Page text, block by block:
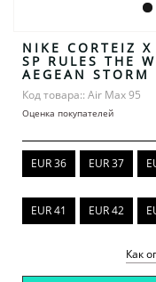
NIKE CORTEIZ
SP RULES THE
AEGEAN STORM
Код товара:: Air Max 95
Оценка покупателей
EUR 36 EUR 37
EUR 41 EUR 42
Как